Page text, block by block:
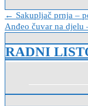
Navigacija
objava
← Sakupljač prnja –
Anđeo čuvar na djelu
RADNI